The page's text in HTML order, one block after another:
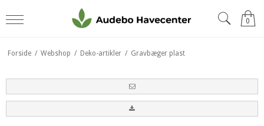
0
Forside / Webshop / Deko-artikler / Gravbæger plast